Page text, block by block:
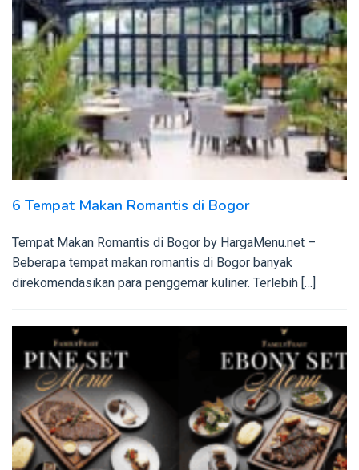
6 Tempat Makan Romantis di Bogor
Tempat Makan Romantis di Bogor by HargaMenu.net –
Beberapa tempat makan romantis di Bogor banyak
direkomendasikan para penggemar kuliner. Terlebih […]